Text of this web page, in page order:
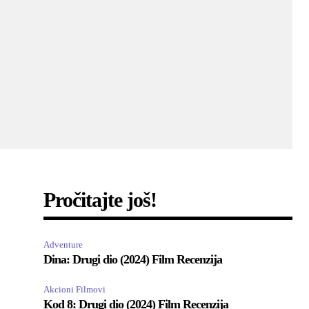
Pročitajte još!
Adventure
Dina: Drugi dio (2024) Film Recenzija
Akcioni Filmovi
Kod 8: Drugi dio (2024) Film Recenzija